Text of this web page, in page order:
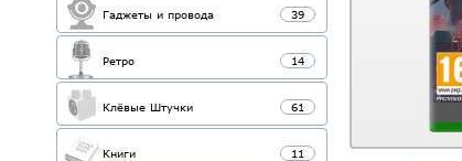
Гаджеты и провода 39
Ретро 14
Клёвые Штучки 61
Книги 11